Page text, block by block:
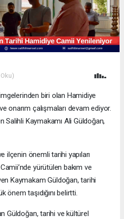
biri olan Hamidiye
onarım çalışmaları devam ediyor.
Salihli Kaymakamı Ali Güldoğan,
ilçenin önemli tarihi yapıları
yürütülen bakım ve
Kaymakam Güldoğan, tarihi
önem taşıdığını belirtti.
Güldoğan, tarihi ve kültürel